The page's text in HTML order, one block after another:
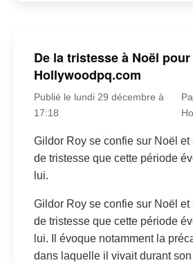
De la tristesse à Noël
Hollywoodpq.com
Publié le lundi 29 décembre à
17:18
Gildor Roy se confie sur Noël et
de tristesse que cette période
lui.
Gildor Roy se confie sur Noël et
de tristesse que cette période
lui. Il évoque notamment la
dans laquelle il vivait durant